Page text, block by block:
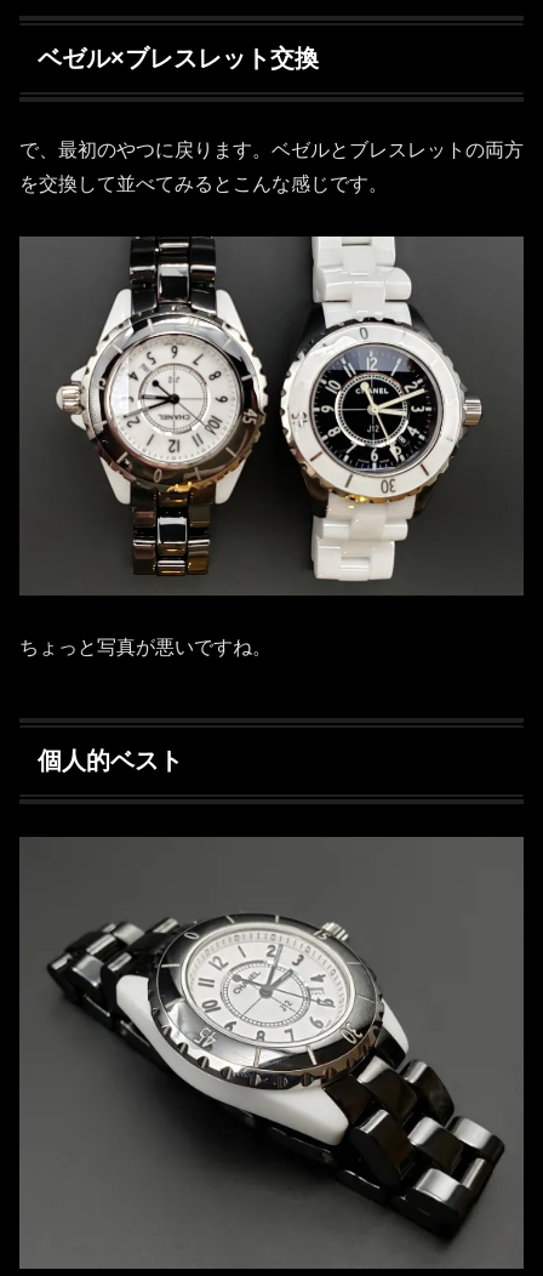
ベゼル×ブレスレット交換
で、最初のやつに戻ります。ベゼルとブレスレットの両方
を交換して並べてみるとこんな感じです。
ちょっと写真が悪いですね。
個人的ベスト